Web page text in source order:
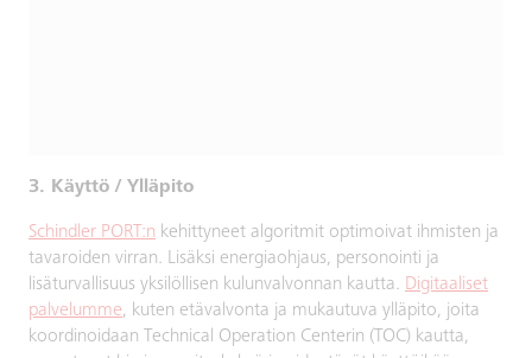
3. Käyttö / Ylläpito
Schindler PORT:n kehittyneet algoritmit optimoivat ihmisten ja
tavaroiden virran. Lisäksi energiaohjaus, personointi ja
lisäturvallisuus yksilöllisen kulunvalvonnan kautta. Digitaaliset
palvelumme, kuten etävalvonta ja mukautuva ylläpito, joita
koordinoidaan Technical Operation Centerin (TOC) kautta,